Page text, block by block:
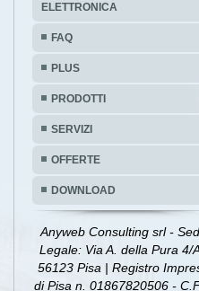
ELETTRONICA
FAQ
PLUS
PRODOTTI
SERVIZI
OFFERTE
DOWNLOAD
Anyweb Consulting srl -
Legale: Via A. della Pura 4/
56123 Pisa | Registro
di Pisa n. 01867820506 -